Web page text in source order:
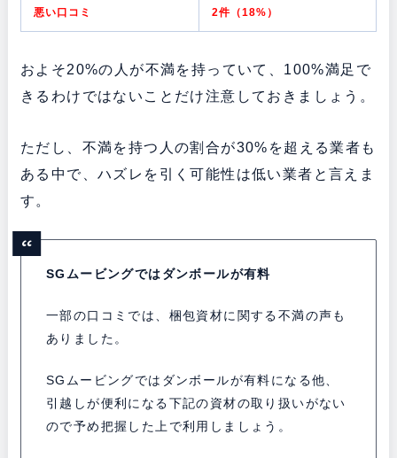
悪い口コミ 2件（18%）
およそ20%の人が不満を持っていて、100%満足で
きるわけではないことだけ注意しておきましょう。
ただし、不満を持つ人の割合が30%を超える業者も
ある中で、ハズレを引く可能性は低い業者と言えま
す。
SGムービングではダンボールが有料
一部の口コミでは、梱包資材に関する不満の声も
ありました。
SGムービングではダンボールが有料になる他、
引越しが便利になる下記の資材の取り扱いがない
ので予め把握した上で利用しましょう。